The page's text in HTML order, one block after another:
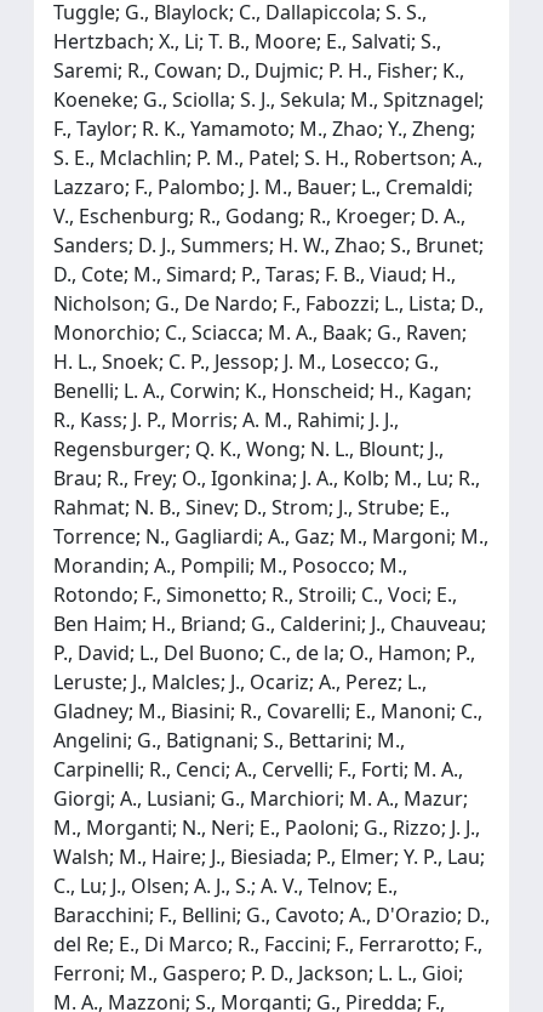
Tuggle; G., Blaylock; C., Dallapiccola; S. S.,
Hertzbach; X., Li; T. B., Moore; E., Salvati; S.,
Saremi; R., Cowan; D., Dujmic; P. H., Fisher; K.,
Koeneke; G., Sciolla; S. J., Sekula; M., Spitznagel;
F., Taylor; R. K., Yamamoto; M., Zhao; Y., Zheng;
S. E., Mclachlin; P. M., Patel; S. H., Robertson; A.,
Lazzaro; F., Palombo; J. M., Bauer; L., Cremaldi;
V., Eschenburg; R., Godang; R., Kroeger; D. A.,
Sanders; D. J., Summers; H. W., Zhao; S., Brunet;
D., Cote; M., Simard; P., Taras; F. B., Viaud; H.,
Nicholson; G., De Nardo; F., Fabozzi; L., Lista; D.,
Monorchio; C., Sciacca; M. A., Baak; G., Raven;
H. L., Snoek; C. P., Jessop; J. M., Losecco; G.,
Benelli; L. A., Corwin; K., Honscheid; H., Kagan;
R., Kass; J. P., Morris; A. M., Rahimi; J. J.,
Regensburger; Q. K., Wong; N. L., Blount; J.,
Brau; R., Frey; O., Igonkina; J. A., Kolb; M., Lu; R.,
Rahmat; N. B., Sinev; D., Strom; J., Strube; E.,
Torrence; N., Gagliardi; A., Gaz; M., Margoni; M.,
Morandin; A., Pompili; M., Posocco; M.,
Rotondo; F., Simonetto; R., Stroili; C., Voci; E.,
Ben Haim; H., Briand; G., Calderini; J., Chauveau;
P., David; L., Del Buono; C., de la; O., Hamon; P.,
Leruste; J., Malcles; J., Ocariz; A., Perez; L.,
Gladney; M., Biasini; R., Covarelli; E., Manoni; C.,
Angelini; G., Batignani; S., Bettarini; M.,
Carpinelli; R., Cenci; A., Cervelli; F., Forti; M. A.,
Giorgi; A., Lusiani; G., Marchiori; M. A., Mazur;
M., Morganti; N., Neri; E., Paoloni; G., Rizzo; J. J.,
Walsh; M., Haire; J., Biesiada; P., Elmer; Y. P., Lau;
C., Lu; J., Olsen; A. J., S.; A. V., Telnov; E.,
Baracchini; F., Bellini; G., Cavoto; A., D'Orazio; D.,
del Re; E., Di Marco; R., Faccini; F., Ferrarotto; F.,
Ferroni; M., Gaspero; P. D., Jackson; L. L., Gioi;
M. A., Mazzoni; S., Morganti; G., Piredda; F.,